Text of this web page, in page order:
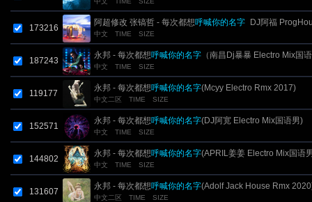
Rmx
173216
阿超修改 张镐哲 - 每次都想呼喊你的名字 _DJ阿福
Rmx
中文 TIME SIZE
187243
永邦 - 每次都想呼喊你的名字 （南昌Dj暴暴 Electro Mix国
中文 TIME SIZE
119177
永邦 - 每次都想呼喊你的名字(Mcyy Electro Rmx 2017)
中文二区 TIME SIZE
152571
永邦 - 每次都想呼喊你的名字(DJ阿宽 Electro Mix国语男)
中文 TIME SIZE
144802
永邦 - 每次都想呼喊你的名字(APRIL姜姜 Electro Mix国语
中文 TIME SIZE
131607
永邦 - 每次都想呼喊你的名字(Adolf Jack House Rmx
中文二区 TIME SIZE